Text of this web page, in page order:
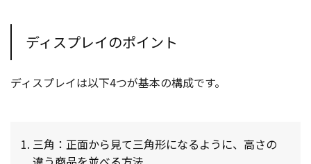
ディスプレイのポイント
ディスプレイは以下4つが基本の構成です。
三角：正面から見て三角形になるように、高さの